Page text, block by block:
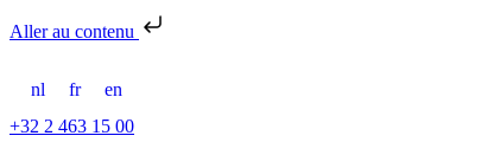
Aller au contenu
nl fr
en
+32 2 463 15 00